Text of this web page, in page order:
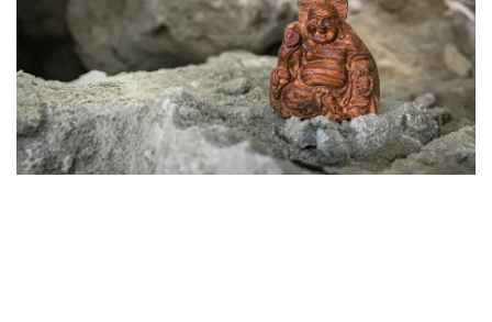
8. MẶT DÂY CHUYỀN PHẬT DI LẶC 3
CHẤT LIỆU: GỖ TRẦM HƯƠNG - GIÁ: